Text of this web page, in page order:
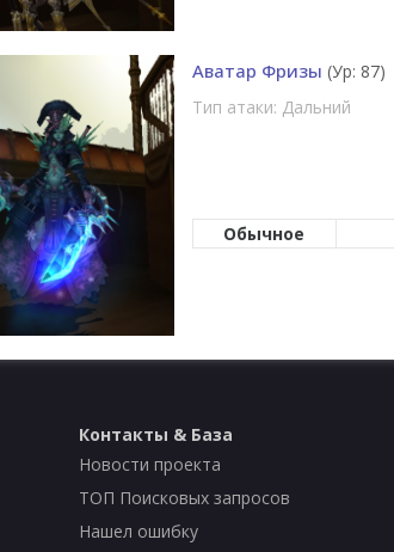
Аватар Фризы (Ур: 87)
Тип атаки: Дальний
Обычное
Контакты & База
Новости проекта
ТОП Поисковых запросов
Нашел ошибку